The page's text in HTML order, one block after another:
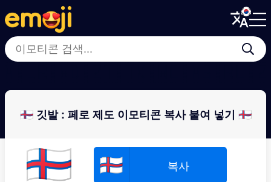
Menu
Close
Menu
Close
🇫🇴 깃발 : 페로 제도 이모티콘 복사 붙여 넣기 🇫🇴
🇫🇴 🇫🇴 복사